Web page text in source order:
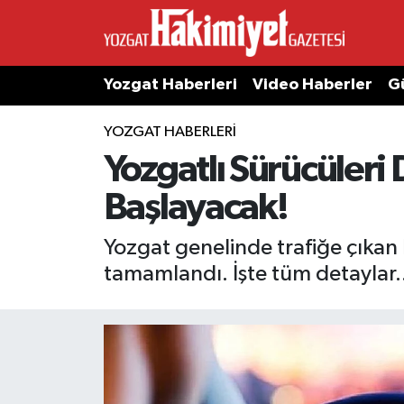
Yozgat Haberleri Video Haberler
YOZGAT HABERLERI
Yozgatlı Sürücüleri
Başlayacak!
Yozgat genelinde trafiğe
tamamlandı. İşte tüm